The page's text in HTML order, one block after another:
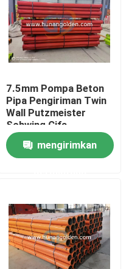
7.5mm Pompa Beton
Pipa Pengiriman Twin
Wall Putzmeister
Schwing Cifa
mengirimkan